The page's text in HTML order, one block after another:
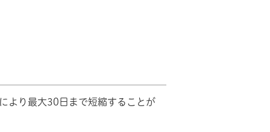
より最大30日まで短縮することが